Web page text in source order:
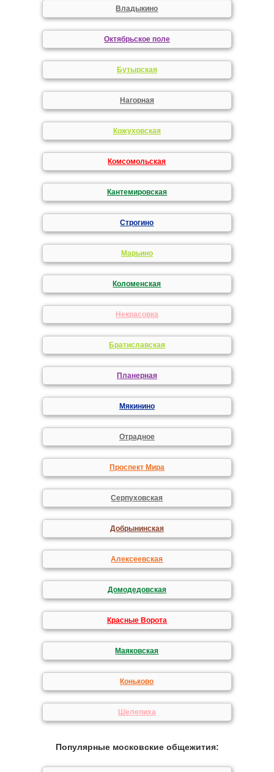
Владыкино
Октябрьское поле
Бутырская
Нагорная
Кожуховская
Комсомольская
Кантемировская
Строгино
Марьино
Коломенская
Некрасовка
Братиславская
Планерная
Мякинино
Отрадное
Проспект Мира
Серпуховская
Добрынинская
Алексеевская
Домодедовская
Красные Ворота
Маяковская
Коньково
Шелепиха
Популярные московские общежития: